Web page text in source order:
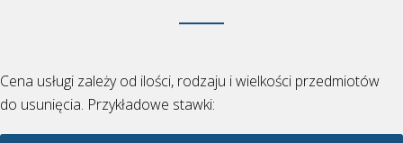
Cena usługi zależy od ilości, rodzaju i wielkości przedmiotów
do usunięcia. Przykładowe stawki: